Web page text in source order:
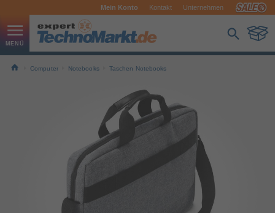
Mein Konto Kontakt Unternehmen
Computer Notebooks Taschen Notebooks